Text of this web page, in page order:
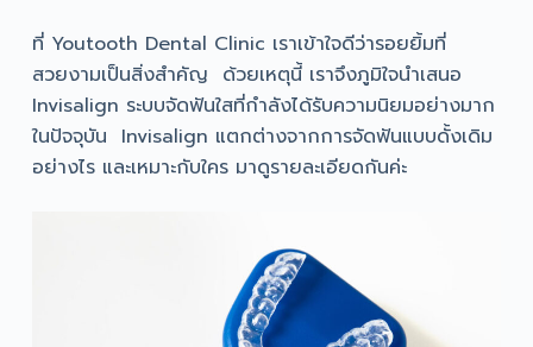
ที่ Youtooth Dental Clinic เราเข้าใจดีว่ารอยยิ้มที่
สวยงามเป็นสิ่งสำคัญ ด้วยเหตุนี้ เราจึงภูมิใจนำเสนอ
Invisalign ระบบจัดฟันใสที่กำลังได้รับความนิยมอย่างมาก
ในปัจจุบัน Invisalign แตกต่างจากการจัดฟันแบบดั้งเดิม
อย่างไร และเหมาะกับใคร มาดูรายละเอียดกันค่ะ